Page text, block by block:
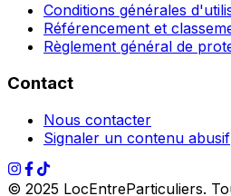
Conditions générales
Référencement et
Règlement général de
Contact
Nous contacter
Signaler un contenu abusif
© 2025 LocEntreParticuliers.